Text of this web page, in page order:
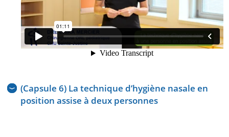
(Capsule 6) La technique d’hygiène nasale en
position assise à deux personnes